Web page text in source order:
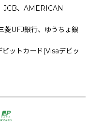
JCB、AMERICAN
菱UFJ銀行、ゆうちょ銀
ビットカード(Visaデビッ